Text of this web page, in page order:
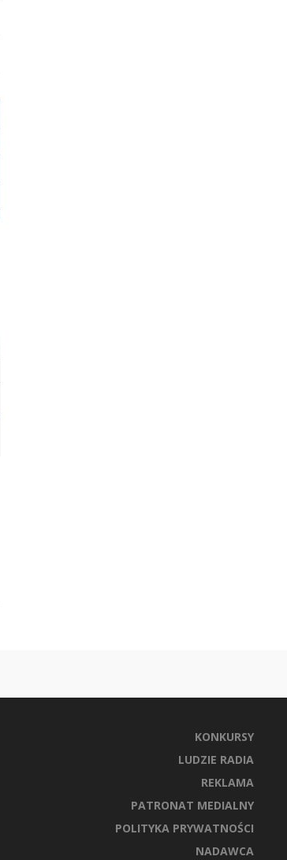
KONKURSY
LUDZIE RADIA
REKLAMA
PATRONAT MEDIALNY
POLITYKA PRYWATNOŚCI
NADAWCA